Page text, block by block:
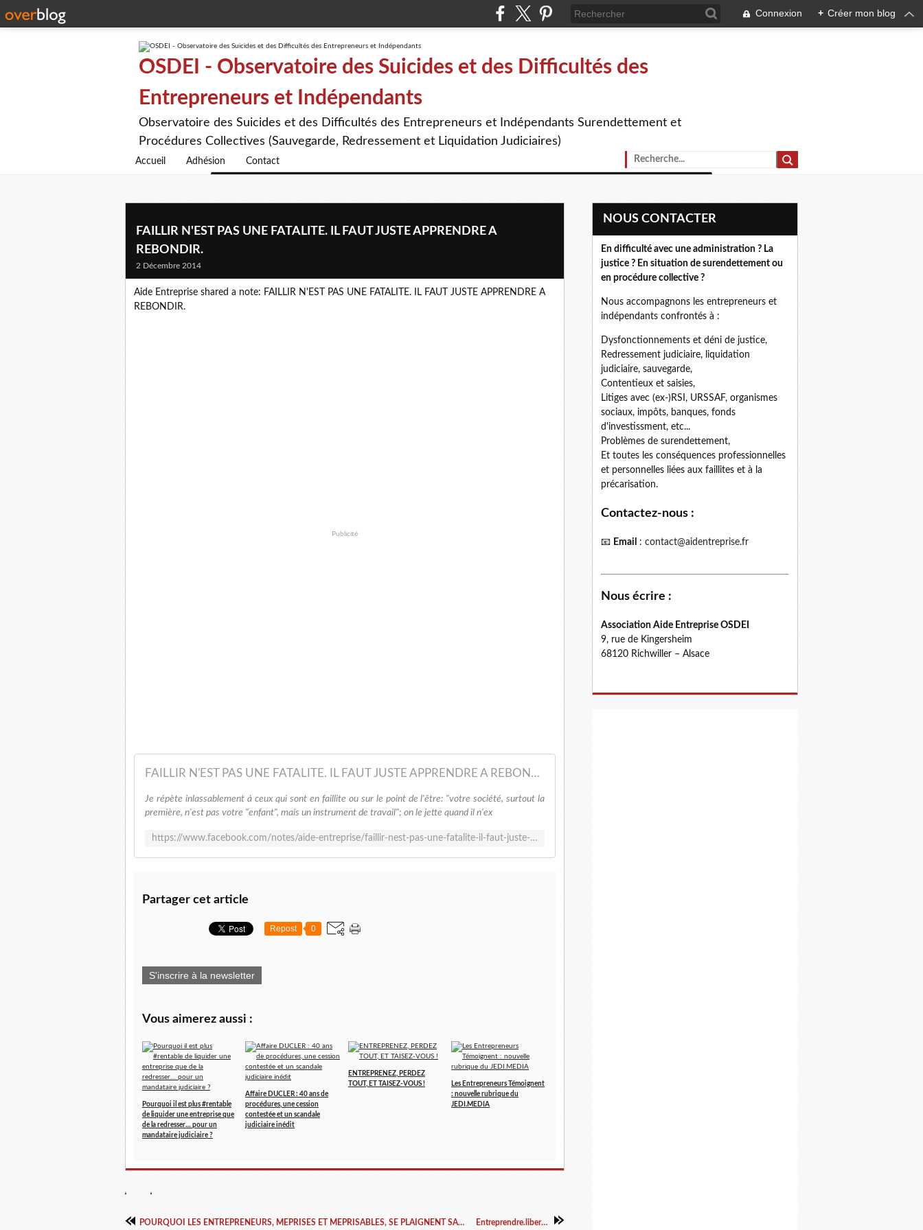
Connexion + Créer mon blog
OSDEI - Observatoire des Suicides et des Difficultés des
Entrepreneurs et Indépendants
Observatoire des Suicides et des Difficultés des Entrepreneurs et Indépendants Surendettement et
Procédures Collectives (Sauvegarde, Redressement et Liquidation Judiciaires)
Accueil Adhésion Contact
FAILLIR N'EST PAS UNE FATALITE. IL FAUT JUSTE APPRENDRE A
REBONDIR.
2 Décembre 2014
Aide Entreprise shared a note: FAILLIR N'EST PAS UNE FATALITE. IL FAUT JUSTE APPRENDRE A
REBONDIR.
Publicité
FAILLIR N'EST PAS UNE FATALITE. IL FAUT JUSTE APPRENDRE A REBONDIR.
Je répète inlassablement à ceux qui sont en faillite ou sur le point de l'être: "votre société, surtout la
première, n'est pas votre "enfant", mais un instrument de travail"; on le jette quand il n'ex
https://www.facebook.com/notes/aide-entreprise/faillir-nest-pas-une-fatalite-il-faut-juste-apprendre-a-rebondir/274783705997735
Partager cet article
Repost 0
S'inscrire à la newsletter
Vous aimerez aussi :
Pourquoi il est plus #rentable
de liquider une entreprise que
de la redresser… pour un
mandataire judiciaire ?
Affaire DUCLER : 40 ans de
procédures, une cession
contestée et un scandale
judiciaire inédit
ENTREPRENEZ, PERDEZ
TOUT, ET TAISEZ-VOUS !
Les Entrepreneurs Témoignent
: nouvelle rubrique du
JEDI.MEDIA
POURQUOI LES ENTREPRENEURS, MEPRISES ET MEPRISABLES, SE PLAIGNENT SANS AGIR? Entreprendre.liberte.tv
NOUS CONTACTER
En difficulté avec une administration ? La
justice ? En situation de surendettement ou
en procédure collective ?
Nous accompagnons les entrepreneurs et
indépendants confrontés à :
Dysfonctionnements et déni de justice,
Redressement judiciaire, liquidation
judiciaire, sauvegarde,
Contentieux et saisies,
Litiges avec (ex-)RSI, URSSAF, organismes
sociaux, impôts, banques, fonds
d'investissment, etc...
Problèmes de surendettement,
Et toutes les conséquences professionnelles
et personnelles liées aux faillites et à la
précarisation.
Contactez-nous :
📧 Email : contact@aidentreprise.fr
Nous écrire :
Association Aide Entreprise OSDEI
9, rue de Kingersheim
68120 Richwiller – Alsace